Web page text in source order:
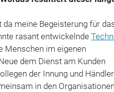
da meine Begeisterung für
rasant entwickelnde
Menschen im eigenen
dem Dienst am Kunden
der Innung und
in den